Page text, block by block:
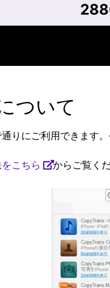
ついて
りにご利用できます
こちら からご覧く